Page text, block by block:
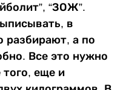
“ЗОЖ”.
в
разбирают, а по
Все это нужно
того, еще и